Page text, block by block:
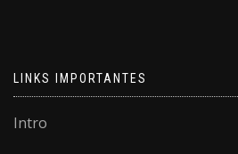
LINKS IMPORTANTES
Intro